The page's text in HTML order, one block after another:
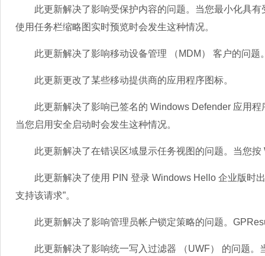
此更新解决了影响受保护内容的问题。当您最小化具有
使用任务栏缩略图实时预览时会发生这种情况。
此更新解决了影响移动设备管理 （MDM） 客户的问题
此更新更改了某些移动提供商的应用程序图标。
此更新解决了影响已签名的 Windows Defender 应用程
当您启用安全启动时会发生这种情况。
此更新解决了在错误区域显示任务视图的问题。当您按
此更新解决了使用 PIN 登录 Windows Hello 企业版时出
支持该请求”。
此更新解决了影响管理员帐户锁定策略的问题。
此更新解决了影响统一写入过滤器 （UWF） 的问题。